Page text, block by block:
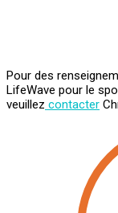
Pour des
LifeWave pour le
veuillez contacter